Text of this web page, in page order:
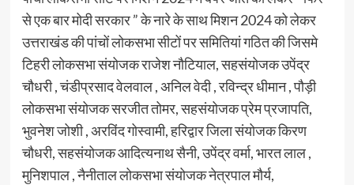
से एक बार मोदी सरकार ” के नारे के साथ मिशन 2024 को लेकर
उत्तराखंड की पांचों लोकसभा सीटों पर समितियां गठित की जिसमे
टिहरी लोकसभा संयोजक राजेश नौटियाल, सहसंयोजक उपेंद्र
चौधरी , चंडीप्रसाद वेलवाल , अनिल वेदी , रविन्द्र धीमान , पौड़ी
लोकसभा संयोजक सरजीत तोमर, सहसंयोजक प्रेम प्रजापति,
भुवनेश जोशी , अरविंद गोस्वामी, हरिद्वार जिला संयोजक किरण
चौधरी, सहसंयोजक आदित्यनाथ सैनी, उपेंद्र वर्मा, भारत लाल ,
मुनिशपाल , नैनीताल लोकसभा संयोजक नेत्रपाल मौर्य,